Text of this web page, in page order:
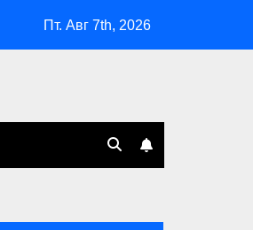
Оставить Путина одного
Пт. Авг 7th, 2026